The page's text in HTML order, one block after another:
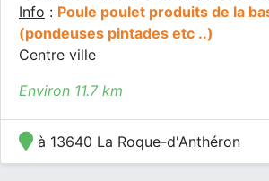
Info : Poule poulet produits de la
(pondeuses pintades etc ..)
Centre ville
Environ 11.7 km
à 13640 La Roque-d'Anthéron